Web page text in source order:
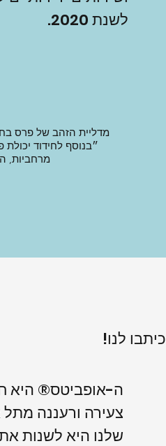
״בנוסף לחידוד יכולת
לשנת 2020.
כיתבו לנו!
ה-אופביטס® היא
צעירה ורעננה
שלנו היא לשנות